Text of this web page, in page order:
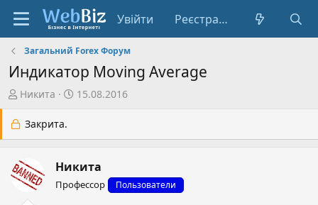
Увійти Реєстрація
Загальний Forex Форум
Индикатор Moving Average
А
т
о
т
е
Никита
Д
а
т
в
15.08.2016
Закрита.
Никита
Профессор Пользователи